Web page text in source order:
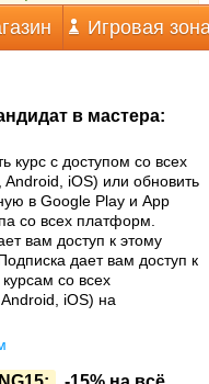
Игровая
в мастера:
курс с доступом со всех
iOS) или обновить
в Google Play и App
со всех платформ.
вам доступ к этому
дает вам доступ к
со всех
iOS) на